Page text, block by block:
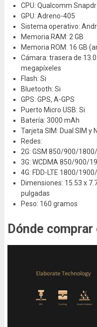
CPU: Qualcomm
GPU: Adreno-405
Sistema operativo:
Memoria RAM: 2 GB
Memoria ROM: 16 GB
Cámara: trasera de
megapíxeles
Flash: Si
Bluetooth: Si
GPS: GPS, A-GPS
Puerto Micro USB: Si
Batería: 3000 mAh
Tarjeta SIM: Dual SIM y
Redes:
2G: GSM 850/900/
3G: WCDMA 850/900/
4G: FDD-LTE 1800/
Dimensiones: 15.53 x
pulgadas
Peso: 160 gramos
Dónde